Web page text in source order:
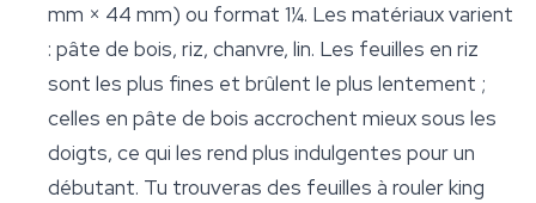
mm × 44 mm) ou format 1¼. Les matériaux varient
: pâte de bois, riz, chanvre, lin. Les feuilles en riz
sont les plus fines et brûlent le plus lentement ;
celles en pâte de bois accrochent mieux sous les
doigts, ce qui les rend plus indulgentes pour un
débutant. Tu trouveras des feuilles à rouler king